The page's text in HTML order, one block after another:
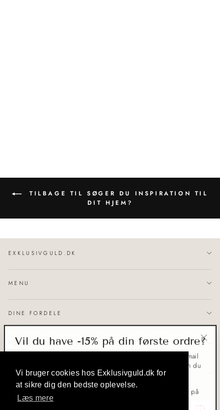
Vi bruger cookies hos Exklusivguld.dk for
at sikre dig den bedste oplevelse.
Læs mere
TILBAGE TIL SØGER DU INSPIRATION TIL
DIT HJEM?
EXKLUSIVGULD.DK
MENU
DINE FORDELE
FORSENDELSESMETODER
KUNDEKLUB
Vil du have -15% på din første ordre?
Skriv dig op til vores kundeklub, ved blot at indtaste din e-mail
herunder. Herefter modtager du en rabatkode på -15%, som du
kan bruge på lige netop det smykke/ur du ønsker dig!
Rabatkoden gælder én gang pr. kunde, gælder kun til brug på
webshoppen, kan ikke kombineres med andre rabatter og
"Luk